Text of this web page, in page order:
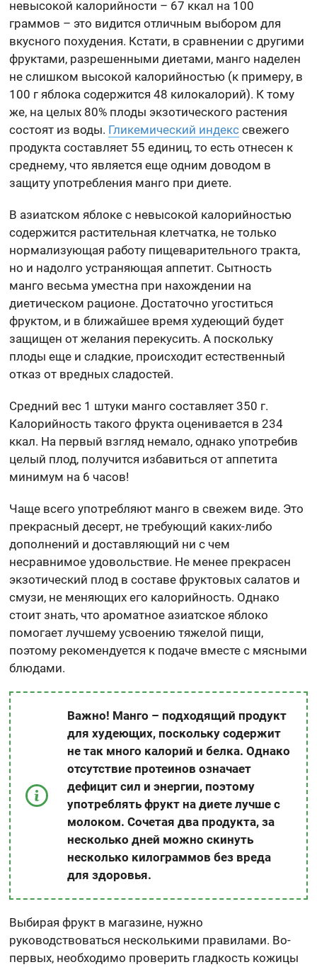
невысокой калорийности – 67 ккал на 100
граммов – это видится отличным выбором для
вкусного похудения. Кстати, в сравнении с другими
фруктами, разрешенными диетами, манго наделен
не слишком высокой калорийностью (к примеру, в
100 г яблока содержится 48 килокалорий). К тому
же, на целых 80% плоды экзотического растения
состоят из воды. Гликемический индекс свежего
продукта составляет 55 единиц, то есть отнесен к
среднему, что является еще одним доводом в
защиту употребления манго при диете.
В азиатском яблоке с невысокой калорийностью
содержится растительная клетчатка, не только
нормализующая работу пищеварительного тракта,
но и надолго устраняющая аппетит. Сытность
манго весьма уместна при нахождении на
диетическом рационе. Достаточно угоститься
фруктом, и в ближайшее время худеющий будет
защищен от желания перекусить. А поскольку
плоды еще и сладкие, происходит естественный
отказ от вредных сладостей.
Средний вес 1 штуки манго составляет 350 г.
Калорийность такого фрукта оценивается в 234
ккал. На первый взгляд немало, однако употребив
целый плод, получится избавиться от аппетита
минимум на 6 часов!
Чаще всего употребляют манго в свежем виде. Это
прекрасный десерт, не требующий каких-либо
дополнений и доставляющий ни с чем
несравнимое удовольствие. Не менее прекрасен
экзотический плод в составе фруктовых салатов и
смузи, не меняющих его калорийность. Однако
стоит знать, что ароматное азиатское яблоко
помогает лучшему усвоению тяжелой пищи,
поэтому рекомендуется к подаче вместе с мясными
блюдами.
Важно! Манго – подходящий продукт
для худеющих, поскольку содержит
не так много калорий и белка. Однако
отсутствие протеинов означает
дефицит сил и энергии, поэтому
употреблять фрукт на диете лучше с
молоком. Сочетая два продукта, за
несколько дней можно скинуть
несколько килограммов без вреда
для здоровья.
Выбирая фрукт в магазине, нужно
руководствоваться несколькими правилами. Во-
первых, необходимо проверить гладкость кожицы